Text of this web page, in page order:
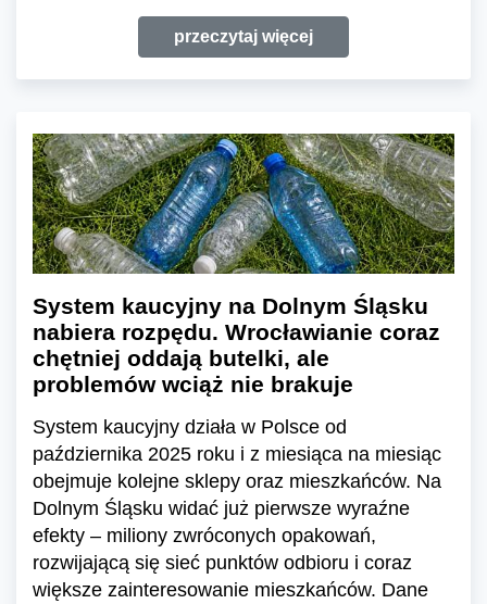
przeczytaj więcej
System kaucyjny na Dolnym Śląsku
nabiera rozpędu. Wrocławianie coraz
chętniej oddają butelki, ale
problemów wciąż nie brakuje
System kaucyjny działa w Polsce od
października 2025 roku i z miesiąca na miesiąc
obejmuje kolejne sklepy oraz mieszkańców. Na
Dolnym Śląsku widać już pierwsze wyraźne
efekty – miliony zwróconych opakowań,
rozwijającą się sieć punktów odbioru i coraz
większe zainteresowanie mieszkańców. Dane